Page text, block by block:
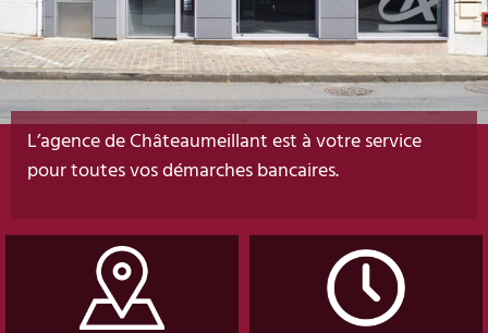
L’agence de Châteaumeillant est à votre service
pour toutes vos démarches bancaires.